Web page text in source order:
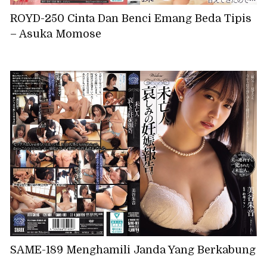
ROYD-250 Cinta Dan Benci Emang Beda Tipis
– Asuka Momose
SAME-189 Menghamili Janda Yang Berkabung